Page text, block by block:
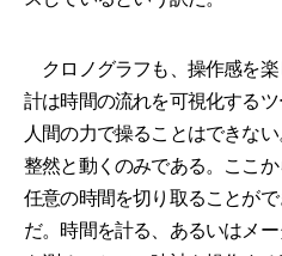
クロノグラフも、操作感を
計は時間の流れを可視化する
人間の力で操ることはできな
整然と動くのみである。ここ
任意の時間を切り取ることが
だ。時間を計る、あるいはメ